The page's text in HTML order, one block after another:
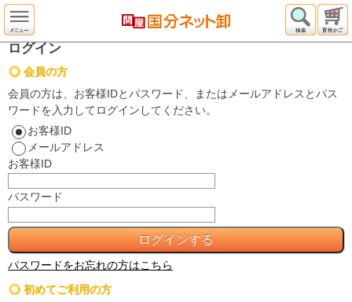
ログイン
会員の方
会員の方は、お客様IDとパスワード、またはメールアドレスとパス
ワードを入力してログインしてください。
お客様ID
メールアドレス
お客様ID
パスワード
パスワードをお忘れの方はこちら
初めてご利用の方